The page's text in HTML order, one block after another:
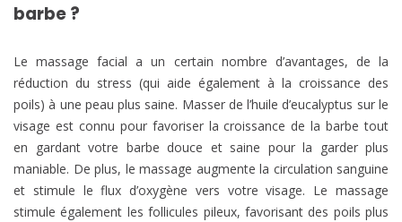
barbe ?
Le massage facial a un certain nombre d’avantages, de la
réduction du stress (qui aide également à la croissance des
poils) à une peau plus saine. Masser de l’huile d’eucalyptus sur le
visage est connu pour favoriser la croissance de la barbe tout
en gardant votre barbe douce et saine pour la garder plus
maniable. De plus, le massage augmente la circulation sanguine
et stimule le flux d’oxygène vers votre visage. Le massage
stimule également les follicules pileux, favorisant des poils plus